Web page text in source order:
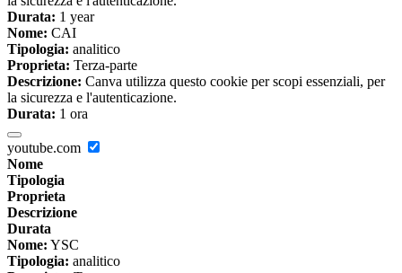
Durata: 1 year
Nome: CAI
Tipologia: analitico
Proprieta: Terza-parte
Descrizione: Canva utilizza questo cookie per scopi essenziali, per
la sicurezza e l'autenticazione.
Durata: 1 ora
youtube.com
Nome
Tipologia
Proprieta
Descrizione
Durata
Nome: YSC
Tipologia: analitico